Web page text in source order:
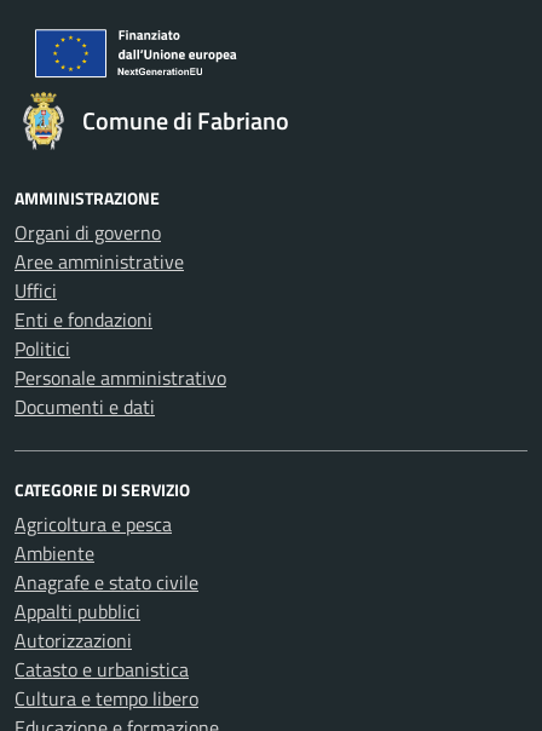
Comune di Fabriano
AMMINISTRAZIONE
Organi di governo
Aree amministrative
Uffici
Enti e fondazioni
Politici
Personale amministrativo
Documenti e dati
CATEGORIE DI SERVIZIO
Agricoltura e pesca
Ambiente
Anagrafe e stato civile
Appalti pubblici
Autorizzazioni
Catasto e urbanistica
Cultura e tempo libero